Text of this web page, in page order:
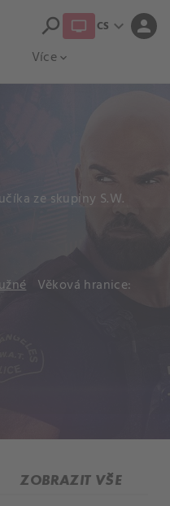
Více expand_more
search CS expand_more person
ze skupiny S.W.
Věková hranice:
ZOBRAZIT VŠE